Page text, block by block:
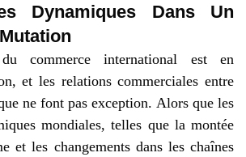
Dynamiques Dans Un
commerce international est en
et les relations commerciales entre
ne font pas exception. Alors que les
mondiales, telles que la montée
et les changements dans les chaînes